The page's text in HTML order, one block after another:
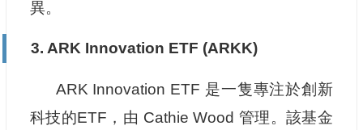
異。
3. ARK Innovation ETF (ARKK)
ARK Innovation ETF 是一隻專注於創新
科技的ETF，由 Cathie Wood 管理。該基金